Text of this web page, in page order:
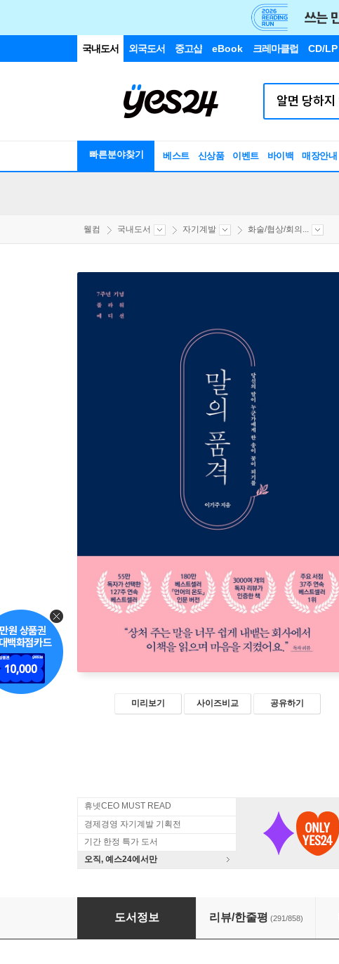
국내도서 외국도서 중고샵 eBook 크레마클럽 CD/LP
빠른분야찾기 베스트 신상품 이벤트 바이백 매장안내
웰컴 국내도서 자기계발 화술/협상/회의...
미리보기 사이즈비교 공유하기
휴넷CEO MUST READ
경제경영 자기계발 기획전
기간 한정 특가 도서
오직, 예스24에서만
말의 품격(7주년 기념 플라워 에디션)
도서정보 리뷰/한줄평 (291/858)